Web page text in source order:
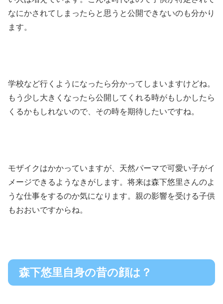
なにかされてしまったらと思うと公開できないのも分かり
ます。
学校など行くようになったら分かってしまいますけどね。
もう少し大きくなったら公開してくれる時がもしかしたら
くるかもしれないので、その時を期待したいですね。
モザイクはかかっていますが、天然パーマで可愛い子がイ
メージできるようなきがします。将来は森下悠里さんのよ
うな仕事をするのか気になります。親の影響を受ける子供
もおおいですからね。
森下悠里自身の昔の顔は？